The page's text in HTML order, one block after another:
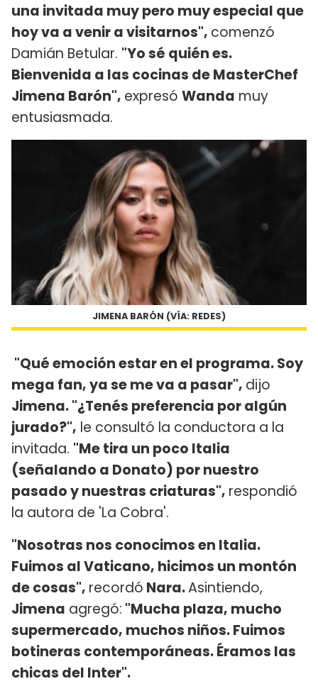
una invitada muy pero muy especial que
hoy va a venir a visitarnos", comenzó
Damián Betular. "Yo sé quién es.
Bienvenida a las cocinas de MasterChef
Jimena Barón", expresó Wanda muy
entusiasmada.
JIMENA BARÓN (VÍA: REDES)
"Qué emoción estar en el programa. Soy
mega fan, ya se me va a pasar", dijo
Jimena. "¿Tenés preferencia por algún
jurado?", le consultó la conductora a la
invitada. "Me tira un poco Italia
(señalando a Donato) por nuestro
pasado y nuestras criaturas", respondió
la autora de 'La Cobra'.
"Nosotras nos conocimos en Italia.
Fuimos al Vaticano, hicimos un montón
de cosas", recordó Nara.Asintiendo,
Jimena agregó: "Mucha plaza, mucho
supermercado, muchos niños. Fuimos
botineras contemporáneas. Éramos las
chicas del Inter".